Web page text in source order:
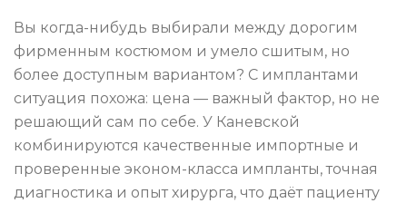
Вы когда-нибудь выбирали между дорогим
фирменным костюмом и умело сшитым, но
более доступным вариантом? С имплантами
ситуация похожа: цена — важный фактор, но не
решающий сам по себе. У Каневской
комбинируются качественные импортные и
проверенные эконом-класса импланты, точная
диагностика и опыт хирурга, что даёт пациенту